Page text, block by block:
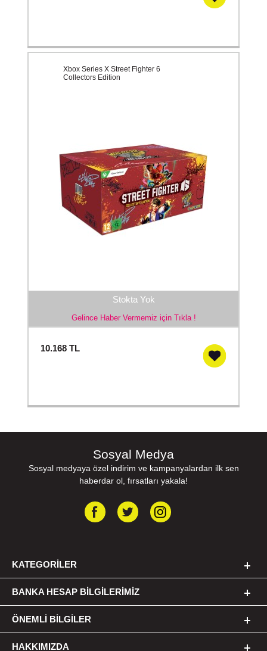
Stokta Yok
Gelince Haber Vermemiz için Tıkla !
Xbox Series X Street Fighter 6
Collectors Edition
10.168 TL
Sosyal Medya
Sosyal medyaya özel indirim ve kampanyalardan ilk sen
haberdar ol, fırsatları yakala!
KATEGORILER
BANKA HESAP BILGILERIMIZ
ÖNEMLI BILGILER
HAKKIMIZDA